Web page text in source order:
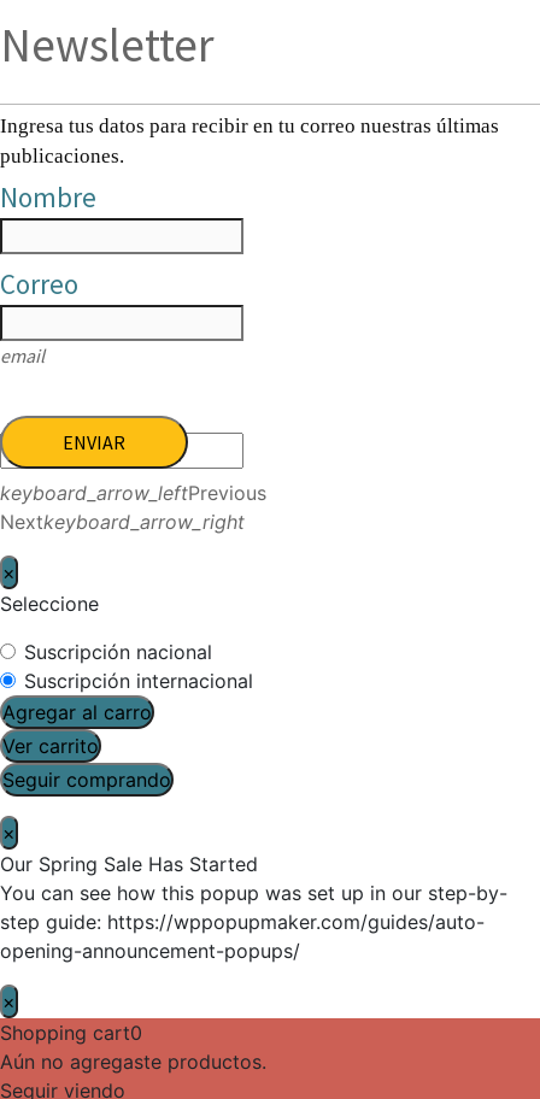
Newsletter
Ingresa tus datos para recibir en tu correo nuestras últimas
publicaciones.
Nombre
Correo
email
ENVIAR
keyboard_arrow_leftPrevious
Nextkeyboard_arrow_right
×
Seleccione
Suscripción nacional
Suscripción internacional
Agregar al carro
Ver carrito
Seguir comprando
×
Our Spring Sale Has Started
You can see how this popup was set up in our step-by-
step guide: https://wppopupmaker.com/guides/auto-
opening-announcement-popups/
×
Shopping cart0
Aún no agregaste productos.
Seguir viendo